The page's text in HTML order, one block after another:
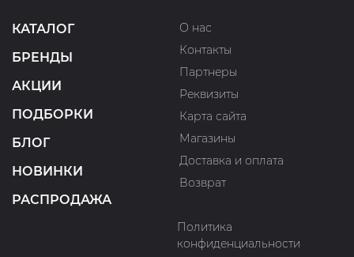
КАТАЛОГ
БРЕНДЫ
АКЦИИ
ПОДБОРКИ
БЛОГ
НОВИНКИ
РАСПРОДАЖА
О нас
Контакты
Партнеры
Реквизиты
Карта сайта
Магазины
Доставка и оплата
Возврат
Политика
конфиденциальности